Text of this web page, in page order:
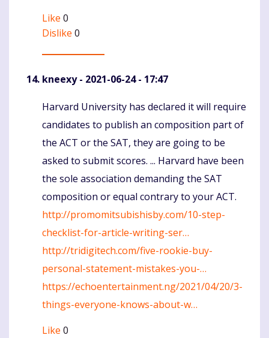
Like 0
Dislike 0
kneexy- 2021-06-24 - 17:47
Komentaras
Harvard University has declared it will require
candidates to publish an composition part of
the ACT or the SAT, they are going to be
asked to submit scores. ... Harvard have been
the sole association demanding the SAT
composition or equal contrary to your ACT.
http://promomitsubishisby.com/10-step-
checklist-for-article-writing-ser…
http://tridigitech.com/five-rookie-buy-
personal-statement-mistakes-you-…
https://echoentertainment.ng/2021/04/20/3-
things-everyone-knows-about-w…
Like 0